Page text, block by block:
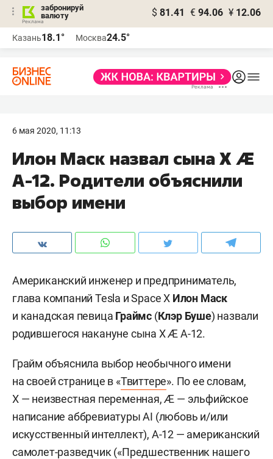
забронируй
валюту
$ 81.41 € 94.06 ¥ 12.06
Казань18.1° Москва24.5°
6 мая 2020, 11:13
Илон Маск назвал сына X Æ
A-12. Родители объяснили
выбор имени
Американский инженер и предприниматель,
глава компаний Tesla и Space X Илон Маск
и канадская певица Граймс (Клэр Буше) назвали
родившегося накануне сына X Æ A-12.
Грайм объяснила выбор необычного имени
на своей странице в «Твиттере». По ее словам,
X — неизвестная переменная, Æ — эльфийское
написание аббревиатуры AI (любовь и/или
искусственный интеллект), A-12 — американский
самолет-разведчик («Предшественник нашего